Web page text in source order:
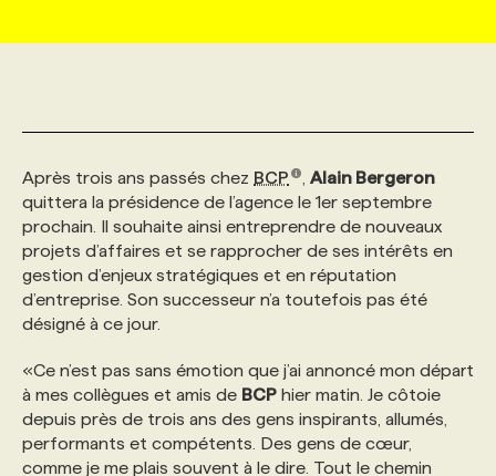
AFFAIRES DE L'INDUSTRIE
INITIATIVES NUMÉRIQUES
PRIX ET DISTINCTIONS
TENDANCES
WEB & MÉDIAS SOCIAUX
MARKETING DURABLE
GEO/SEO
ÉVÉNEMENTIEL
NOS AUTEUR‧RICES
INFOLETTRE PUBLICITÉ
ANNONCEZ AVEC NOUS
CONSULTER LA CVTHÈQUE
PROFIL ENTREPRISE
FAQ
ANNONCEZ AVEC NOUS
VOIR LES OFFRES
PROFIL CANDIDAT
FAQ
ANNONCEZ AVEC NOUS
NOS FORMATIONS EN LIGNE
NOS PARCOURS DE FORMATIONS
FORMATIONS PERSONNALISÉES
NOS FORMATEUR‧RICES
POURQUOI CHOISIR NOS FORMATIONS
CHASSE DE TÊTE
SERVICE DE CHASSE DE TÊTE
NOS TARIFS
NOS EXPERTISES
FAQ
Après trois ans passés chez BCP
Alain Bergeron
quittera la présidence de l’agence le 1er septembre
prochain. Il souhaite ainsi entreprendre de nouveaux
projets d’affaires et se rapprocher de ses intérêts en
gestion d’enjeux stratégiques et en réputation
d’entreprise. Son successeur n’a toutefois pas été
désigné à ce jour.
«Ce n’est pas sans émotion que j’ai annoncé mon départ
à mes collègues et amis de BCP hier matin. Je côtoie
depuis près de trois ans des gens inspirants, allumés,
performants et compétents. Des gens de cœur,
comme je me plais souvent à le dire. Tout le chemin